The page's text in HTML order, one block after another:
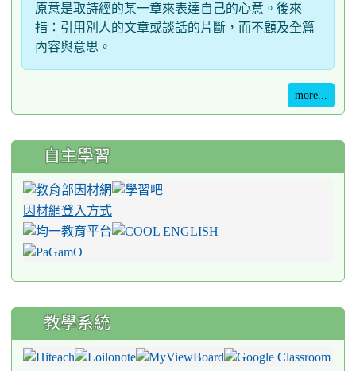
原意是取詩經的某一章來表達自己的心意。後來
指：引用別人的文章或談話的片斷，而不顧及全篇
內容與意思。
more...
自主學習
因材網登入方式
教學系統